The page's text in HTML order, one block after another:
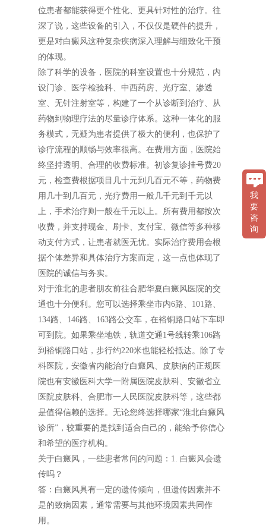
位患者都能获得更个性化、更具针对性的治疗。往
深了说，这些设备的引入，不仅仅是硬件的提升，
更是对白癜风这种复杂疾病深入理解与细致化干预
的体现。
除了科学的设备，医院的科室设置也十分规范，内
设门诊、医学检验科、中西药房、光疗室、渗透
室、无针注射室等，构建了一个从诊断到治疗、从
药物到物理疗法的尽量诊疗体系。这种一体化的服
务模式，无疑为患者提供了极大的便利，也保护了
诊疗流程的顺畅与效率很高。在费用方面，医院始
终坚持透明、合理的收费标准。初诊复诊挂号费20
元，检查费根据项目几十元到几百元不等，药物费
用几十到几百元，光疗费用一般几千元到千元以
上，手术治疗则一般在千元以上。所有费用都按次
收费，并支持现金、刷卡、支付宝、微信等多种移
动支付方式，让患者就医无忧。实际治疗费用会根
据个体差异和具体治疗方案而定，这一点也体现了
医院的诚信与务实。
对于淮北的患者朋友前往合肥华夏白癜风医院的交
通也十分便利。您可以选择乘坐市内6路、101路、
134路、146路、163路公交车，在裕铜路口站下车即
可到院。如果乘坐地铁，轨道交通1号线转乘106路
到裕铜路口站，步行约220米也能轻松抵达。除了专
科医院，安徽省内能治疗白癜风、皮肤病的正规医
院也有安徽医科大学一附属医院皮肤科、安徽省立
医院皮肤科、合肥市一人民医院皮肤科等，这些都
是值得信赖的选择。无论您终选择哪家“淮北白癜风
诊所”，较重要的是找到适合自己的，能给予你信心
和希望的医疗机构。
关于白癜风，一些患者常问的问题：1. 白癜风会遗
传吗？
答：白癜风具有一定的遗传倾向，但遗传因素并不
是的致病因素，通常需要与其他环境因素共同作
用。
我
要
咨
询